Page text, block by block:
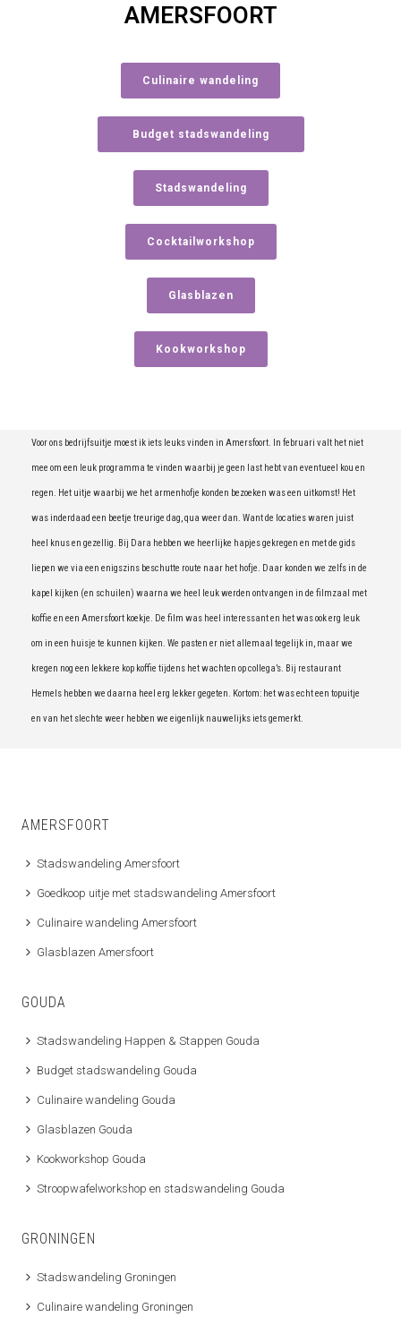
AMERSFOORT
Culinaire wandeling
Budget stadswandeling
Stadswandeling
Cocktailworkshop
Glasblazen
Kookworkshop
Voor ons bedrijfsuitje moest ik iets leuks vinden in Amersfoort. In februari valt het niet
mee om een leuk programma te vinden waarbij je geen last hebt van eventueel kou en
regen. Het uitje waarbij we het armenhofje konden bezoeken was een uitkomst! Het
was inderdaad een beetje treurige dag, qua weer dan. Want de locaties waren juist
heel knus en gezellig. Bij Dara hebben we heerlijke hapjes gekregen en met de gids
liepen we via een enigszins beschutte route naar het hofje. Daar konden we zelfs in de
kapel kijken (en schuilen) waarna we heel leuk werden ontvangen in de filmzaal met
koffie en een Amersfoort koekje. De film was heel interessant en het was ook erg leuk
om in een huisje te kunnen kijken. We pasten er niet allemaal tegelijk in, maar we
kregen nog een lekkere kop koffie tijdens het wachten op collega’s. Bij restaurant
Hemels hebben we daarna heel erg lekker gegeten. Kortom: het was echt een topuitje
en van het slechte weer hebben we eigenlijk nauwelijks iets gemerkt.
AMERSFOORT
Stadswandeling Amersfoort
Goedkoop uitje met stadswandeling Amersfoort
Culinaire wandeling Amersfoort
Glasblazen Amersfoort
GOUDA
Stadswandeling Happen & Stappen Gouda
Budget stadswandeling Gouda
Culinaire wandeling Gouda
Glasblazen Gouda
Kookworkshop Gouda
Stroopwafelworkshop en stadswandeling Gouda
GRONINGEN
Stadswandeling Groningen
Culinaire wandeling Groningen